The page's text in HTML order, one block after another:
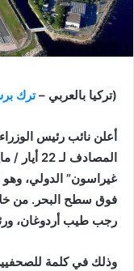
(تركيا بالعربي –ترك
أعلن نائب رئيس
المصادف
غيراسون” الدولي، وهو
فوق سطح البحر. من
رجب طيب أردوغان،
وذلك في كلمة